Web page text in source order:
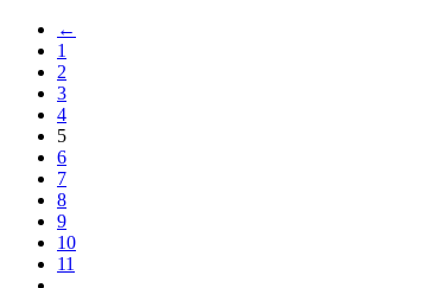
←
1
2
3
4
5
6
7
8
9
10
11